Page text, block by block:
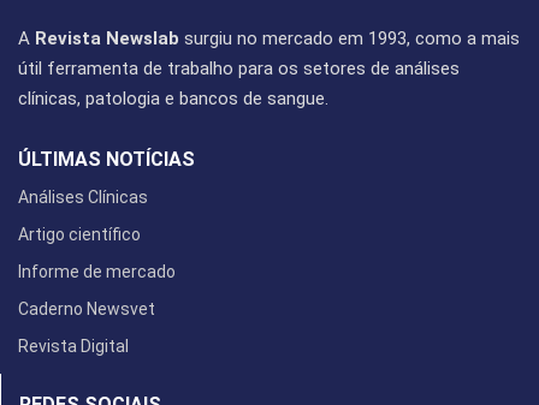
A Revista Newslab surgiu no mercado em 1993, como a mais
útil ferramenta de trabalho para os setores de análises
clínicas, patologia e bancos de sangue.
ÚLTIMAS NOTÍCIAS
Análises Clínicas
Artigo científico
Informe de mercado
Caderno Newsvet
Revista Digital